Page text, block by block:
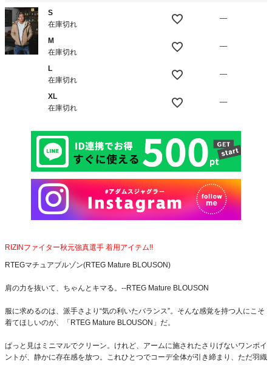
S
在庫切れ
—
M
在庫切れ
—
L
在庫切れ
—
XL
在庫切れ
—
RIZINファイター秋元強真選手 着用アイテム!!
RTEGマチュアブルゾン(RTEG Mature BLOUSON)
肩の力を抜いて、ちゃんとキマる。--RTEG Mature BLOUSON
服に求めるのは、派手さより“気の利いたバランス”。そんな感覚を持つ人にこそ
着てほしいのが、「RTEG Mature BLOUSON」だ。
ぱっと見はミニマルでクリーン。けれど、アームに施されたさりげないワンポイ
ントが、静かに存在感を放つ。これひとつでコーデ全体が引き締まり、ただ羽織